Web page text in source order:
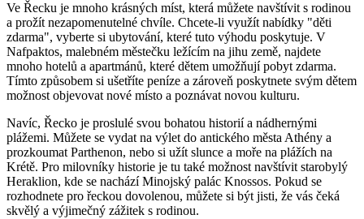
Ve Řecku je mnoho krásných míst, která můžete navštívit s rodinou
a prožít nezapomenutelné chvíle. Chcete-li využít nabídky "děti
zdarma", vyberte si ubytování, které tuto výhodu poskytuje. V
Nafpaktos, malebném městečku ležícím na jihu země, najdete
mnoho hotelů a apartmánů, které dětem umožňují pobyt zdarma.
Tímto způsobem si ušetříte peníze a zároveň poskytnete svým dětem
možnost objevovat nové místo a poznávat novou kulturu.
Navíc, Řecko je proslulé svou bohatou historií a nádhernými
plážemi. Můžete se vydat na výlet do antického města Athény a
prozkoumat Parthenon, nebo si užít slunce a moře na plážích na
Krétě. Pro milovníky historie je tu také možnost navštívit starobylý
Heraklion, kde se nachází Minojský palác Knossos. Pokud se
rozhodnete pro řeckou dovolenou, můžete si být jisti, že vás čeká
skvělý a výjimečný zážitek s rodinou.